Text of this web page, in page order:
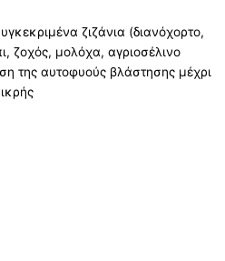
ζιζάνια (διανόχορτο,
ζοχός, μολόχα, αγριοσέλινο
της αυτοφυούς βλάστησης μέχρι